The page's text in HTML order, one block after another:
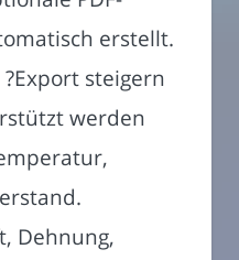
erstellt.
steigern
werden
Dehnung,